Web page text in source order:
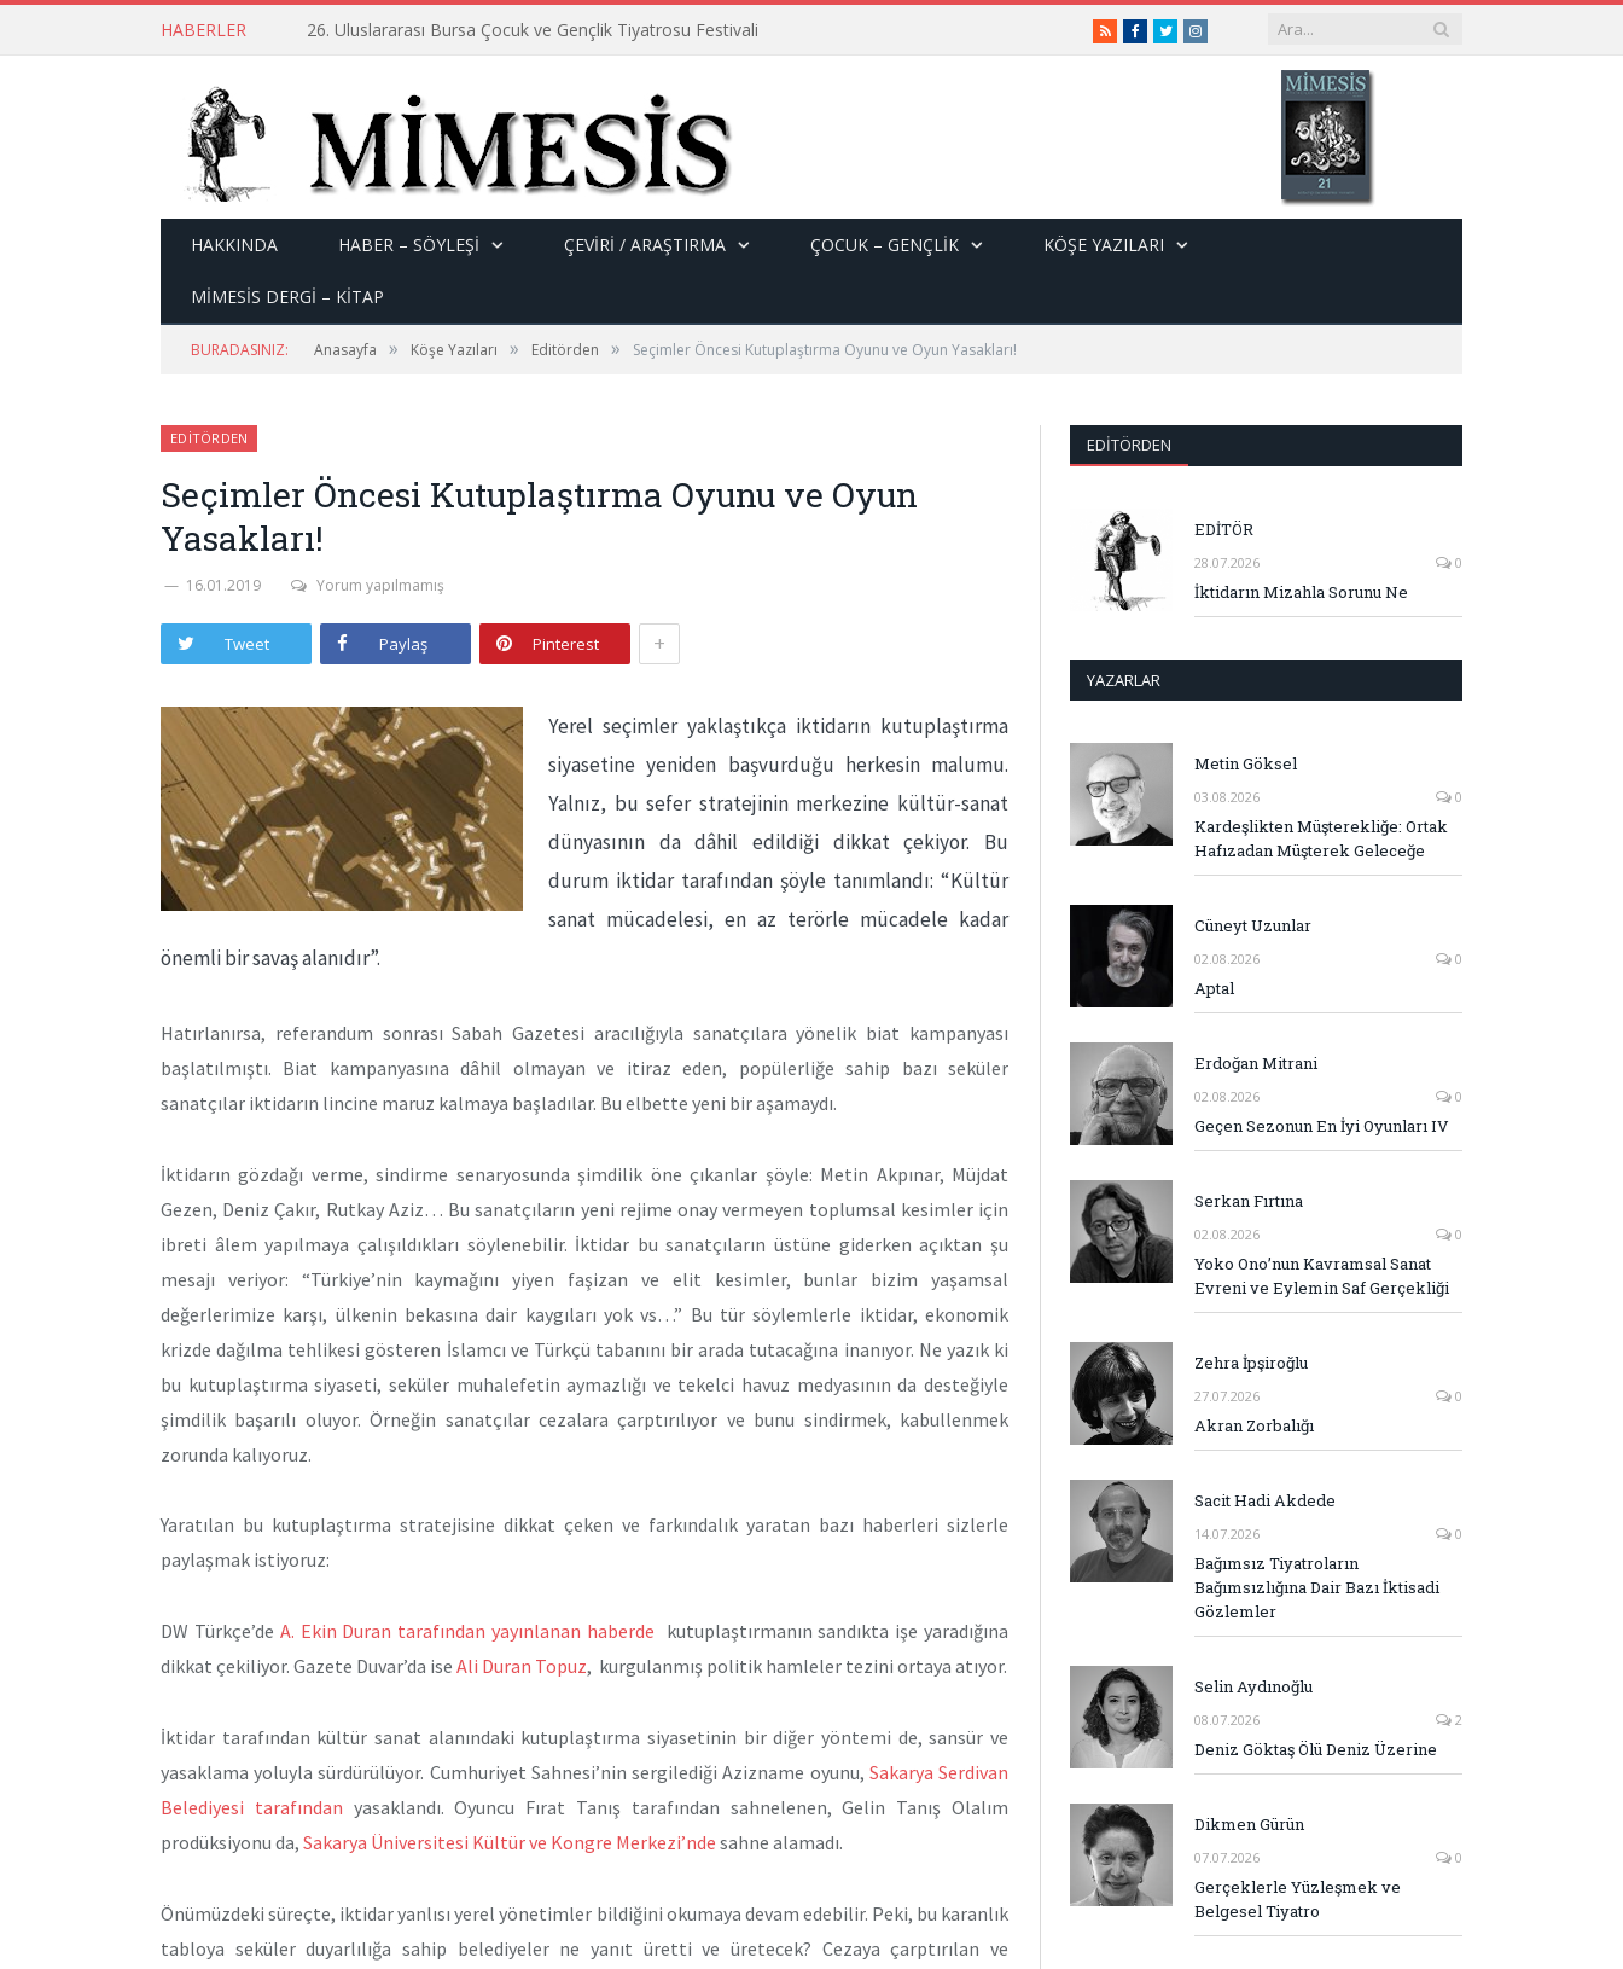
HABERLER 26. Uluslararası Bursa Çocuk ve Gençlik Tiyatrosu Festivali RSSFacebook
TwitterInstagram
HAKKINDA HABER – SÖYLEŞI ÇEVİRİ / ARAŞTIRMA ÇOCUK – GENÇLIK KÖŞE YAZILARI
MİMESİS DERGİ – KİTAP
BURADASINIZ: Anasayfa » Köşe Yazıları » Editörden » Seçimler Öncesi Kutuplaştırma Oyunu ve Oyun Yasakları!
EDITÖRDEN
Seçimler Öncesi Kutuplaştırma Oyunu ve Oyun
Yasakları!
16.01.2019 Yorum yapılmamış
Tweet Paylaş Pinterest +
Yerel seçimler yaklaştıkça iktidarın kutuplaştırma
siyasetine yeniden başvurduğu herkesin malumu.
Yalnız, bu sefer stratejinin merkezine kültür-sanat
dünyasının da dâhil edildiği dikkat çekiyor. Bu
durum iktidar tarafından şöyle tanımlandı: “Kültür
sanat mücadelesi, en az terörle mücadele kadar
önemli bir savaş alanıdır”.
Hatırlanırsa, referandum sonrası Sabah Gazetesi aracılığıyla sanatçılara yönelik biat kampanyası
başlatılmıştı. Biat kampanyasına dâhil olmayan ve itiraz eden, popülerliğe sahip bazı seküler
sanatçılar iktidarın lincine maruz kalmaya başladılar. Bu elbette yeni bir aşamaydı.
İktidarın gözdağı verme, sindirme senaryosunda şimdilik öne çıkanlar şöyle: Metin Akpınar, Müjdat
Gezen, Deniz Çakır, Rutkay Aziz… Bu sanatçıların yeni rejime onay vermeyen toplumsal kesimler için
ibreti âlem yapılmaya çalışıldıkları söylenebilir. İktidar bu sanatçıların üstüne giderken açıktan şu
mesajı veriyor: “Türkiye’nin kaymağını yiyen faşizan ve elit kesimler, bunlar bizim yaşamsal
değerlerimize karşı, ülkenin bekasına dair kaygıları yok vs…” Bu tür söylemlerle iktidar, ekonomik
krizde dağılma tehlikesi gösteren İslamcı ve Türkçü tabanını bir arada tutacağına inanıyor. Ne yazık ki
bu kutuplaştırma siyaseti, seküler muhalefetin aymazlığı ve tekelci havuz medyasının da desteğiyle
şimdilik başarılı oluyor. Örneğin sanatçılar cezalara çarptırılıyor ve bunu sindirmek, kabullenmek
zorunda kalıyoruz.
Yaratılan bu kutuplaştırma stratejisine dikkat çeken ve farkındalık yaratan bazı haberleri sizlerle
paylaşmak istiyoruz:
DW Türkçe’de A. Ekin Duran tarafından yayınlanan haberde kutuplaştırmanın sandıkta işe yaradığına
dikkat çekiliyor. Gazete Duvar’da ise Ali Duran Topuz, kurgulanmış politik hamleler tezini ortaya atıyor.
İktidar tarafından kültür sanat alanındaki kutuplaştırma siyasetinin bir diğer yöntemi de, sansür ve
yasaklama yoluyla sürdürülüyor. Cumhuriyet Sahnesi’nin sergilediği Azizname oyunu, Sakarya Serdivan
Belediyesi tarafından yasaklandı. Oyuncu Fırat Tanış tarafından sahnelenen, Gelin Tanış Olalım
prodüksiyonu da, Sakarya Üniversitesi Kültür ve Kongre Merkezi’nde sahne alamadı.
Önümüzdeki süreçte, iktidar yanlısı yerel yönetimler bildiğini okumaya devam edebilir. Peki, bu karanlık
tabloya seküler duyarlılığa sahip belediyeler ne yanıt üretti ve üretecek? Cezaya çarptırılan ve
EDITÖRDEN
EDİTÖR
28.07.2026 0
İktidarın Mizahla Sorunu Ne
YAZARLAR
Metin Göksel
03.08.2026 0
Kardeşlikten Müşterekliğe: Ortak
Hafızadan Müşterek Geleceğe
Cüneyt Uzunlar
02.08.2026 0
Aptal
Erdoğan Mitrani
02.08.2026 0
Geçen Sezonun En İyi Oyunları IV
Serkan Fırtına
02.08.2026 0
Yoko Ono’nun Kavramsal Sanat
Evreni ve Eylemin Saf Gerçekliği
Zehra İpşiroğlu
27.07.2026 0
Akran Zorbalığı
Sacit Hadi Akdede
14.07.2026 0
Bağımsız Tiyatroların
Bağımsızlığına Dair Bazı İktisadi
Gözlemler
Selin Aydınoğlu
08.07.2026 2
Deniz Göktaş Ölü Deniz Üzerine
Dikmen Gürün
07.07.2026 0
Gerçeklerle Yüzleşmek ve
Belgesel Tiyatro